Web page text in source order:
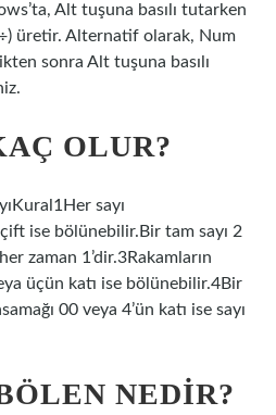
Alt tuşuna basılı tutarken
üretir. Alternatif olarak, Num
sonra Alt tuşuna basılı
OLUR?
sayı
ise bölünebilir.Bir tam sayı 2
zaman 1’dir.3Rakamların
üçün katı ise bölünebilir.4Bir
00 veya 4’ün katı ise sayı
NEDIR?